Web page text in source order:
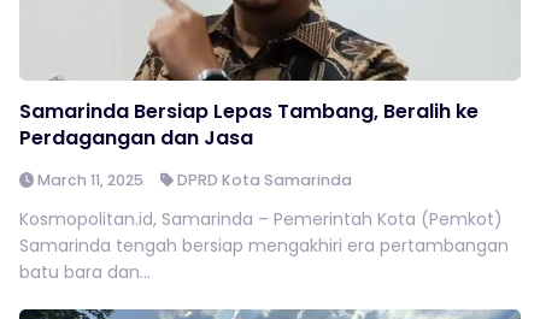
Samarinda Bersiap Lepas Tambang, Beralih ke
Perdagangan dan Jasa
March 11, 2025 DPRD Kota Samarinda
Kosmopolitan.id, Samarinda – Pemerintah Kota (Pemkot)
Samarinda tengah bersiap mengakhiri era pertambangan
batu bara dan...